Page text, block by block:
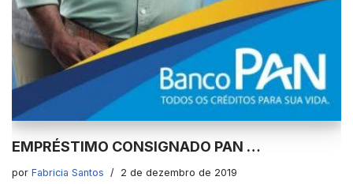
EMPRÉSTIMO CONSIGNADO PAN …
por Fabricia Santos 2 de dezembro de 2019